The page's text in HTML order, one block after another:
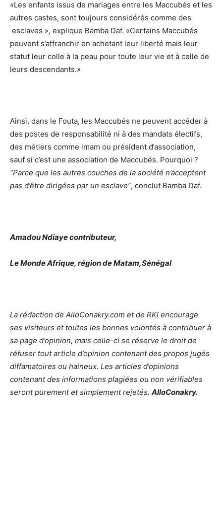
«Les enfants issus de mariages entre les Maccubés et les
autres castes, sont toujours considérés comme des
esclaves », explique Bamba Daf. «Certains Maccubés
peuvent s’affranchir en achetant leur liberté mais leur
statut leur colle à la peau pour toute leur vie et à celle de
leurs descendants.»
Ainsi, dans le Fouta, les Maccubés ne peuvent accéder à
des postes de responsabilité ni à des mandats électifs,
des métiers comme imam ou président d’association,
sauf si c’est une association de Maccubés. Pourquoi ?
“Parce que les autres couches de la société n’acceptent
pas d’être dirigées par un esclave”, conclut Bamba Daf.
Amadou Ndiaye contributeur,
Le Monde Afrique, région de Matam,Sénégal
La rédaction de AlloConakry.com et de RKI encourage
ses visiteurs et toutes les bonnes volontés à contribuer à
sa page d’opinion, mais celle-ci se réserve le droit de
réfuser tout article d’opinion contenant des propos jugés
diffamatoires ou haineux. Les articles d’opinions
contenant des informations plagiées ou non vérifiables
seront purement et simplement rejetés. AlloConakry.